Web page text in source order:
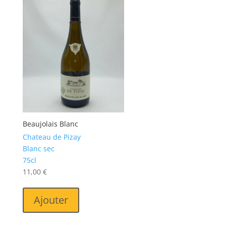
Beaujolais Blanc
Chateau de Pizay
Blanc sec
75cl
11,00 €
Ajouter